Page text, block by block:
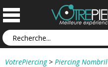
VotrePiercing > Piercing Nombril